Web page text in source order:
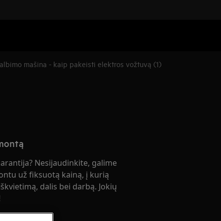
mašina - kaip pakeisti elektros vožtuvą (1)
Nesijaudinkite, galime
už fiksuotą kainą, į kurią
dalis bei darbą. Jokių